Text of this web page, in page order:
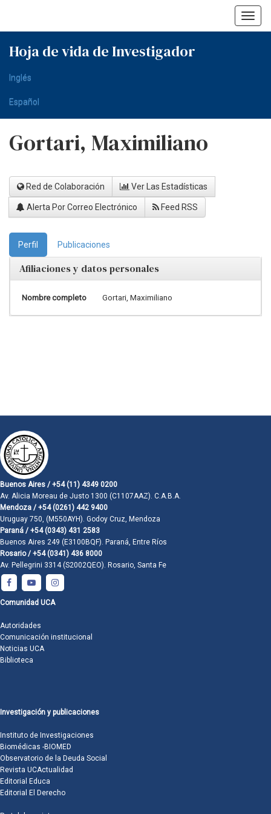
Hoja de vida de Investigador
Inglés
Español
Gortari, Maximiliano
Red de Colaboración Ver Las Estadísticas
Alerta Por Correo Electrónico Feed RSS
Perfil Publicaciones
Afiliaciones y datos personales
Nombre completo Gortari, Maximiliano
Buenos Aires / +54 (11) 4349 0200
Av. Alicia Moreau de Justo 1300 (C1107AAZ). C.A.B.A.
Mendoza / +54 (0261) 442 9400
Uruguay 750, (M550AYH). Godoy Cruz, Mendoza
Paraná / +54 (0343) 431 2583
Buenos Aires 249 (E3100BQF). Paraná, Entre Ríos
Rosario / +54 (0341) 436 8000
Av. Pellegrini 3314 (S2002QEO). Rosario, Santa Fe
Comunidad UCA
Autoridades
Comunicación institucional
Noticias UCA
Biblioteca
Investigación y publicaciones
Instituto de Investigaciones
Biomédicas -BIOMED
Observatorio de la Deuda Social
Revista UCActualidad
Editorial Educa
Editorial El Derecho